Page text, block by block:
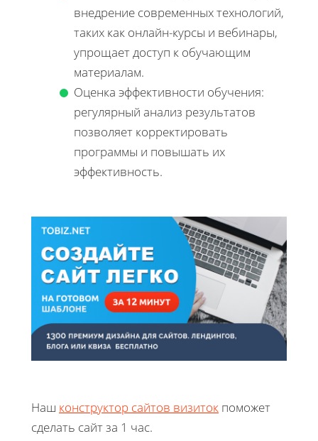
внедрение современных технологий,
таких как онлайн-курсы и вебинары,
упрощает доступ к обучающим
материалам.
Оценка эффективности обучения:
регулярный анализ результатов
позволяет корректировать
программы и повышать их
эффективность.
Наш конструктор сайтов визиток поможет
сделать сайт за 1 час.